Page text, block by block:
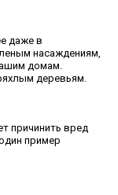
даже в
насаждениям,
домам.
деревьям.
причинить вред
пример